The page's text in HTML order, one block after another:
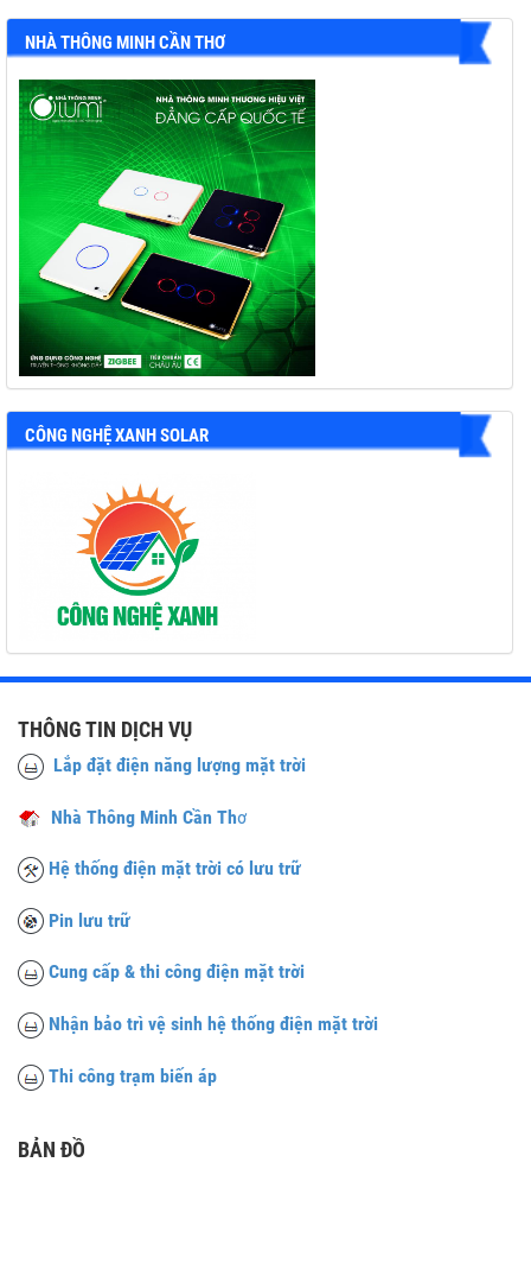
NHÀ THÔNG MINH CẦN THƠ
CÔNG NGHỆ XANH SOLAR
THÔNG TIN DỊCH VỤ
Lắp đặt điện năng lượng mặt trời
Nhà Thông Minh Cần Thơ
Hệ thống điện mặt trời có lưu trữ
Pin lưu trữ
Cung cấp & thi công điện mặt trời
Nhận bảo trì vệ sinh hệ thống điện mặt trời
Thi công trạm biến áp
BẢN ĐỒ